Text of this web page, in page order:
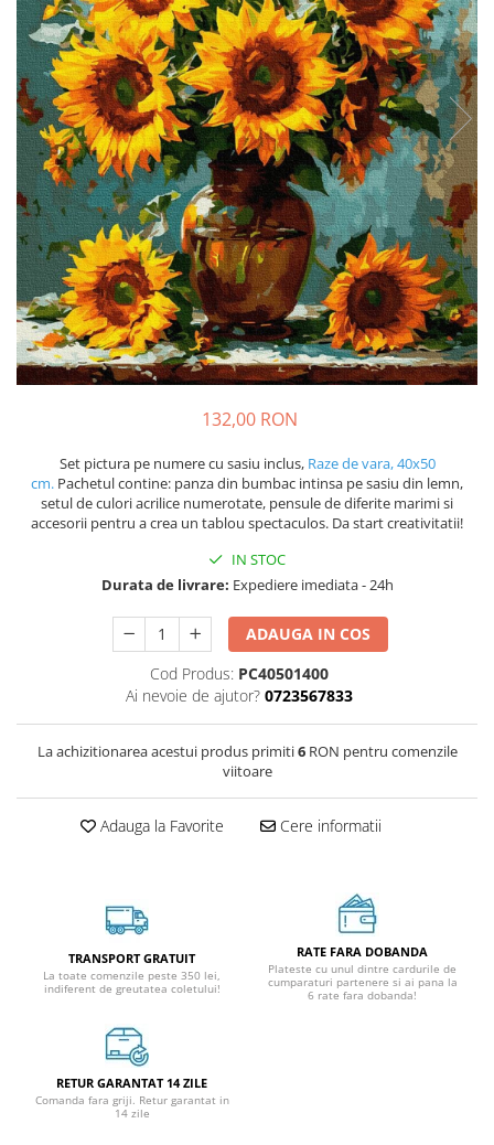
132,00 RON
Set pictura pe numere cu sasiu inclus, Raze de vara, 40x50
cm. Pachetul contine: panza din bumbac intinsa pe sasiu din lemn,
setul de culori acrilice numerotate, pensule de diferite marimi si
accesorii pentru a crea un tablou spectaculos. Da start creativitatii!
IN STOC
Durata de livrare: Expediere imediata - 24h
ADAUGA IN COS
Cod Produs: PC40501400
Ai nevoie de ajutor? 0723567833
La achizitionarea acestui produs primiti6RON pentru comenzile
viitoare
Adauga la Favorite Cere informatii
TRANSPORT GRATUIT
La toate comenzile peste 350 lei,
indiferent de greutatea coletului!
RATE FARA DOBANDA
Plateste cu unul dintre cardurile de
cumparaturi partenere si ai pana la
6 rate fara dobanda!
RETUR GARANTAT 14 ZILE
Comanda fara griji. Retur garantat in
14 zile